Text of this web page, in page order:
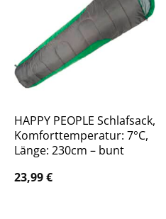
HAPPY PEOPLE Schlafsack,
Komforttemperatur: 7°C,
Länge: 230cm – bunt
23,99€